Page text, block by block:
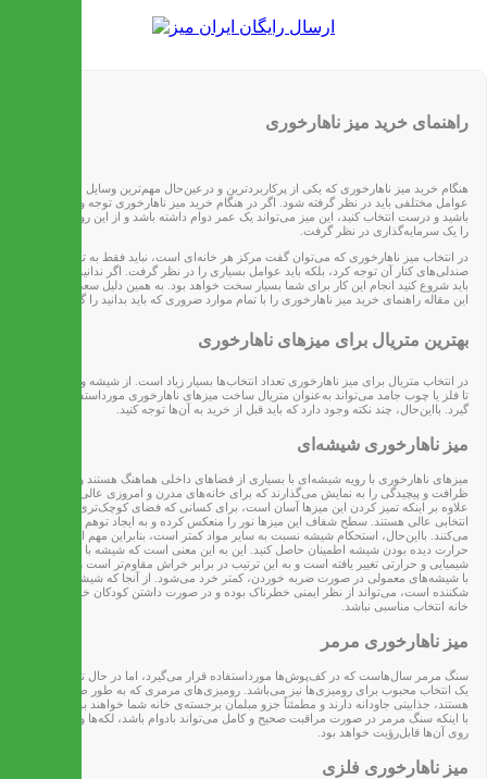
راهنمای خرید میز ناهارخوری
هنگام خرید میز ناهارخوری که یکی از پرکاربردترین و درعین‌حال مهم‌ترین وسایل خانه است،
عوامل مختلفی باید در نظر گرفته شود. اگر در هنگام خرید میز ناهارخوری توجه ویژه داشته
باشید و درست انتخاب کنید، این میز می‌تواند یک عمر دوام داشته باشد و از این رو می‌توان آن
را یک سرمایه‌گذاری در نظر گرفت.
در انتخاب میز ناهارخوری که می‌توان گفت مرکز هر خانه‌ای است، نباید فقط به تطابق میز با
صندلی‌های کنار آن توجه کرد، بلکه باید عوامل بسیاری را در نظر گرفت. اگر ندانید که از کجا
باید شروع کنید انجام این کار برای شما بسیار سخت خواهد بود. به همین دلیل سعی کرده‌ایم در
این مقاله راهنمای خرید میز ناهارخوری را با تمام موارد ضروری که باید بدانید را گردآوری کنیم.
بهترین متریال برای میزهای ناهارخوری
در انتخاب متریال برای میز ناهارخوری تعداد انتخاب‌ها بسیار زیاد است. از شیشه و مرمر گرفته
تا فلز یا چوب جامد می‌تواند به‌عنوان متریال ساخت میزهای ناهارخوری مورداستفاده قرار
گیرد. بااین‌حال، چند نکته وجود دارد که باید قبل از خرید به آن‌ها توجه کنید.
میز ناهارخوری شیشه‌ای
میزهای ناهارخوری با رویه شیشه‌ای با بسیاری از فضاهای داخلی هماهنگ هستند و نوعی
ظرافت و پیچیدگی را به نمایش می‌گذارند که برای خانه‌های مدرن و امروزی عالی است.
علاوه بر اینکه تمیز کردن این میزها آسان است، برای کسانی که فضای کوچک‌تری دارند نیز
انتخابی عالی هستند. سطح شفاف این میزها نور را منعکس کرده و به ایجاد توهم فضا کمک
می‌کنند. بااین‌حال، استحکام شیشه نسبت به سایر مواد کمتر است، بنابراین مهم است که از
حرارت دیده بودن شیشه اطمینان حاصل کنید. این به این معنی است که شیشه‌ با مواد
شیمیایی و حرارتی تغییر یافته است و به این ترتیب در برابر خراش مقاوم‌تر است و در مقایسه
با شیشه‌های معمولی در صورت ضربه خوردن، کمتر خرد می‌شود. از آنجا که شیشه ماده‌ای
شکننده است، می‌تواند از نظر ایمنی خطرناک بوده و در صورت داشتن کودکان خردسال در
خانه انتخاب مناسبی نباشد.
میز ناهارخوری مرمر
سنگ مرمر سال‌هاست که در کف‌پوش‌ها مورداستفاده قرار می‌گیرد، اما در حال تبدیل شدن به
یک انتخاب محبوب برای رومیزی‌ها نیز می‌باشد. رومیزی‌های مرمری که به طور طبیعی زیبا
هستند، جذابیتی جاودانه دارند و مطمئناً جزو مبلمان برجسته‌ی خانه شما خواهند بود. بااین‌حال،
با اینکه سنگ مرمر در صورت مراقبت صحیح و کامل می‌تواند بادوام باشد، لکه‌ها و خراش‌های
روی آن‌ها قابل‌رؤیت خواهد بود.
میز ناهارخوری فلزی